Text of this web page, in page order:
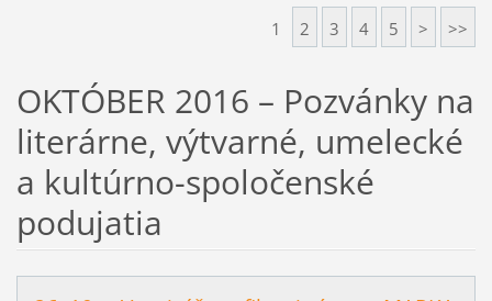
1 2 3 4 5 > >>
OKTÓBER 2016 – Pozvánky na
literárne, výtvarné, umelecké
a kultúrno-spoločenské
podujatia